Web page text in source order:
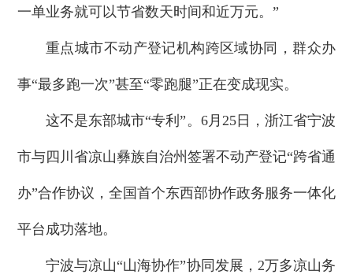
一单业务就可以节省数天时间和近万元。”
重点城市不动产登记机构跨区域协同，群众办
事“最多跑一次”甚至“零跑腿”正在变成现实。
这不是东部城市“专利”。6月25日，浙江省宁波
市与四川省凉山彝族自治州签署不动产登记“跨省通
办”合作协议，全国首个东西部协作政务服务一体化
平台成功落地。
宁波与凉山“山海协作”协同发展，2万多凉山务